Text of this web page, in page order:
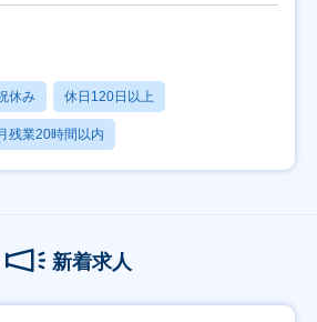
休み 休日120日以上
残業20時間以内
新着求人